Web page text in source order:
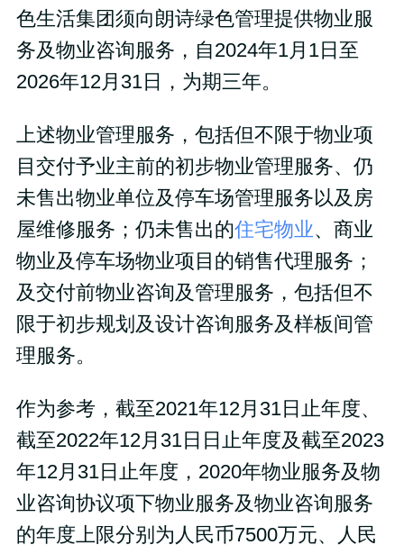
色生活集团须向朗诗绿色管理提供物业服
务及物业咨询服务，自2024年1月1日至
2026年12月31日，为期三年。
上述物业管理服务，包括但不限于物业项
目交付予业主前的初步物业管理服务、仍
未售出物业单位及停车场管理服务以及房
屋维修服务；仍未售出的住宅物业、商业
物业及停车场物业项目的销售代理服务；
及交付前物业咨询及管理服务，包括但不
限于初步规划及设计咨询服务及样板间管
理服务。
作为参考，截至2021年12月31日止年度、
截至2022年12月31日日止年度及截至2023
年12月31日止年度，2020年物业服务及物
业咨询协议项下物业服务及物业咨询服务
的年度上限分别为人民币7500万元、人民